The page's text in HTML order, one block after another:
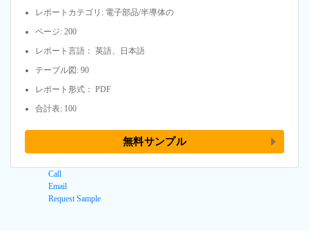
レポートカテゴリ: 電子部品/半導体の
ページ: 200
レポート言語： 英語、日本語
テーブル図: 90
レポート形式： PDF
合計表: 100
無料サンプル
Call
Email
Request Sample